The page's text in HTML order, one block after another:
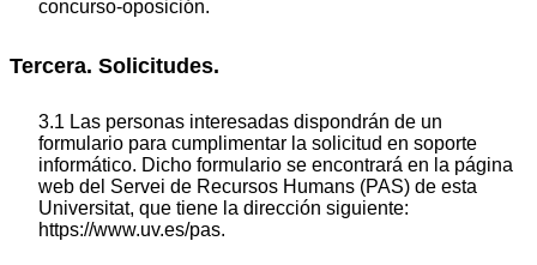
concurso-oposición.
Tercera. Solicitudes.
3.1 Las personas interesadas dispondrán de un
formulario para cumplimentar la solicitud en soporte
informático. Dicho formulario se encontrará en la página
web del Servei de Recursos Humans (PAS) de esta
Universitat, que tiene la dirección siguiente:
https://www.uv.es/pas.